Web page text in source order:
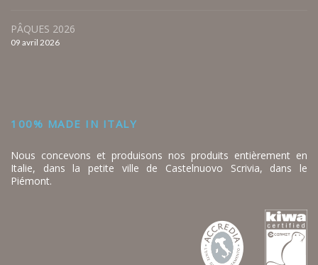
PÂQUES 2026
09 avril 2026
100% MADE IN ITALY
Nous concevons et produisons nos produits entièrement en
Italie, dans la petite ville de Castelnuovo Scrivia, dans le
Piémont.